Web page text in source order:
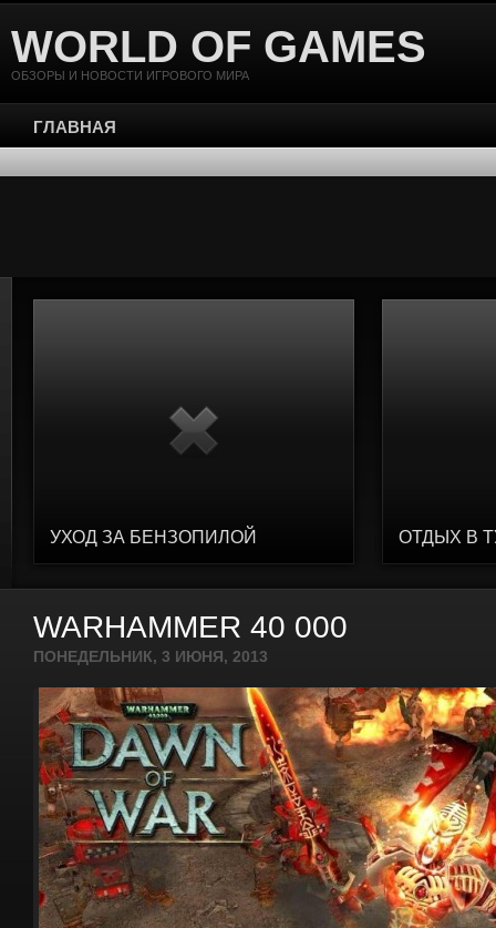
WORLD OF GAMES
ОБЗОРЫ И НОВОСТИ ИГРОВОГО МИРА
ГЛАВНАЯ
УХОД ЗА БЕНЗОПИЛОЙ ОТДЫХ В
WARHAMMER 40 000
ПОНЕДЕЛЬНИК, 3 ИЮНЯ, 2013